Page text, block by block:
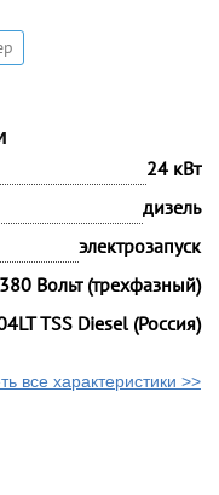
24 кВт
дизель
электрозапуск
380 Вольт (трехфазный)
TSS Diesel (Россия)
все характеристики >>